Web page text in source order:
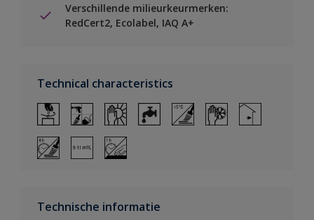
Verschillende milieurkeurmerken:
RedCert2, Ecolabel, IAQ A+
Technical characteristics
Technische informatie